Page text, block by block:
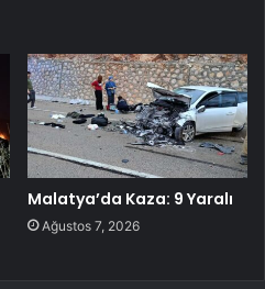
Malatya’da Kaza: 9 Yaralı
Ağustos 7, 2026